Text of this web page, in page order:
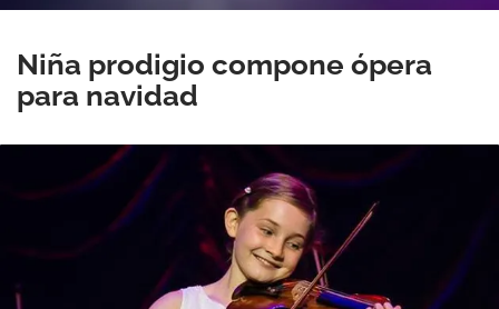
Niña prodigio compone ópera
para navidad